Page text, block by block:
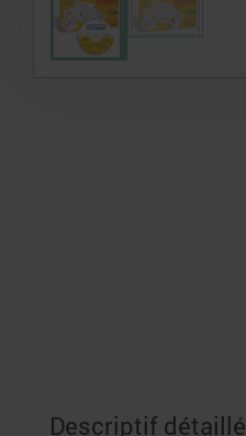
Descriptif détaillé